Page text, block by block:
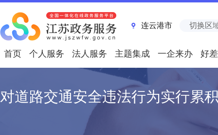
连云港市 切换区
首页 个人服务 法人服务 主题集成 一企来办 好
对道路交通安全违法行为实行累